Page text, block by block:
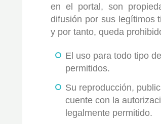
en el portal, son
difusión por sus legítimos
y por tanto, queda
El uso para todo tipo
permitidos.
Su reproducción,
cuente con la
legalmente permitido.